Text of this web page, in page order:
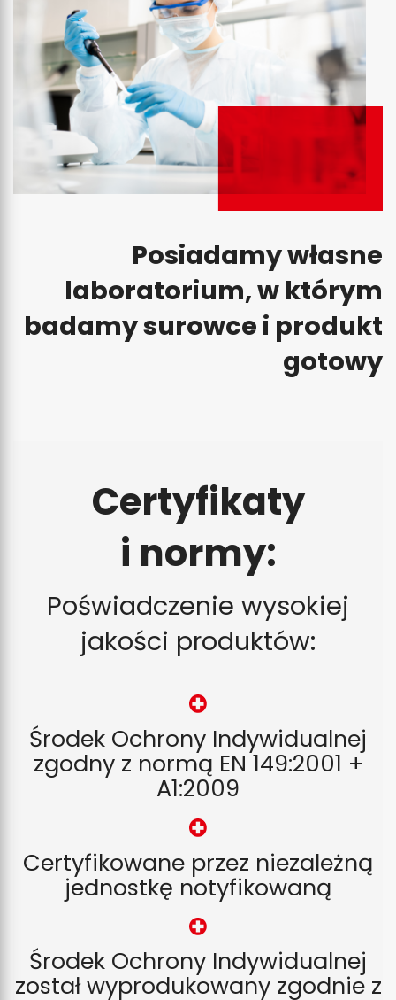
Posiadamy własne
laboratorium, w którym
badamy surowce i produkt
gotowy
Certyfikaty
i normy:
Poświadczenie wysokiej
jakości produktów:
Środek Ochrony Indywidualnej
zgodny z normą EN 149:2001 +
A1:2009
Certyfikowane przez niezależną
jednostkę notyfikowaną
Środek Ochrony Indywidualnej
został wyprodukowany zgodnie z